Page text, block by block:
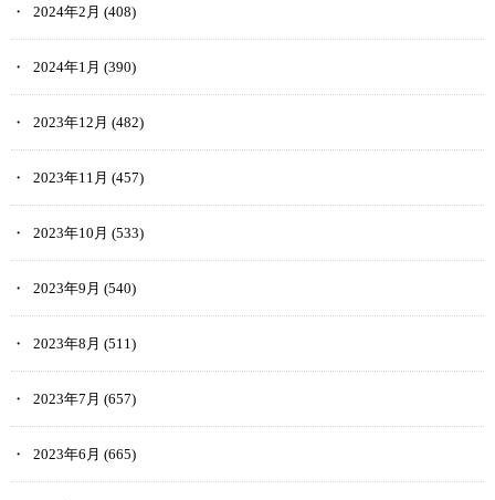
2024年2月 (408)
2024年1月 (390)
2023年12月 (482)
2023年11月 (457)
2023年10月 (533)
2023年9月 (540)
2023年8月 (511)
2023年7月 (657)
2023年6月 (665)